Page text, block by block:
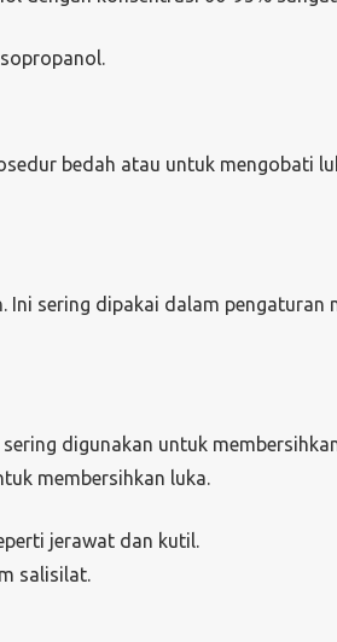
bedah atau untuk mengobati
Ini sering dipakai dalam pengaturan
digunakan untuk
membersihkan luka.
jerawat dan kutil.
salisilat.